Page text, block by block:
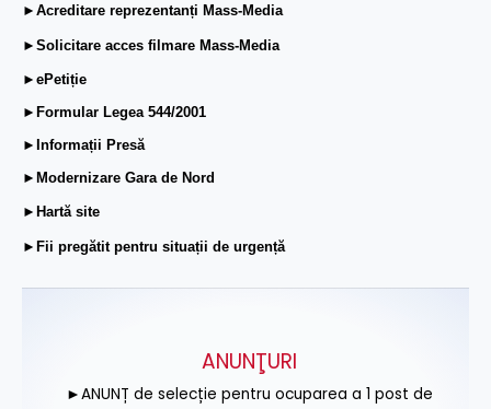
►Acreditare reprezentanți Mass-Media
►Solicitare acces filmare Mass-Media
►ePetiție
►Formular Legea 544/2001
►Informații Presă
►Modernizare Gara de Nord
►Hartă site
►Fii pregătit pentru situații de urgență
ANUNŢURI
►ANUNȚ de selecție pentru ocuparea a 1 post de